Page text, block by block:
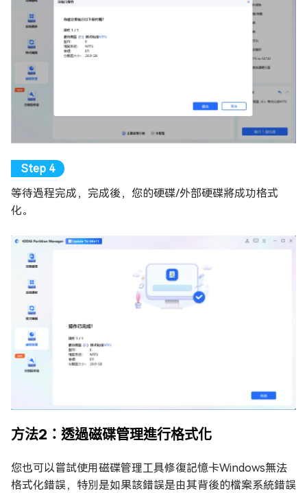
等待過程完成，完成後，您的硬碟/外部硬碟將成功格式
化。
方法2：透過磁碟管理進行格式化
您也可以嘗試使用磁碟管理工具修復記憶卡Windows無法
格式化錯誤，特別是如果該錯誤是由其背後的檔案系統錯誤